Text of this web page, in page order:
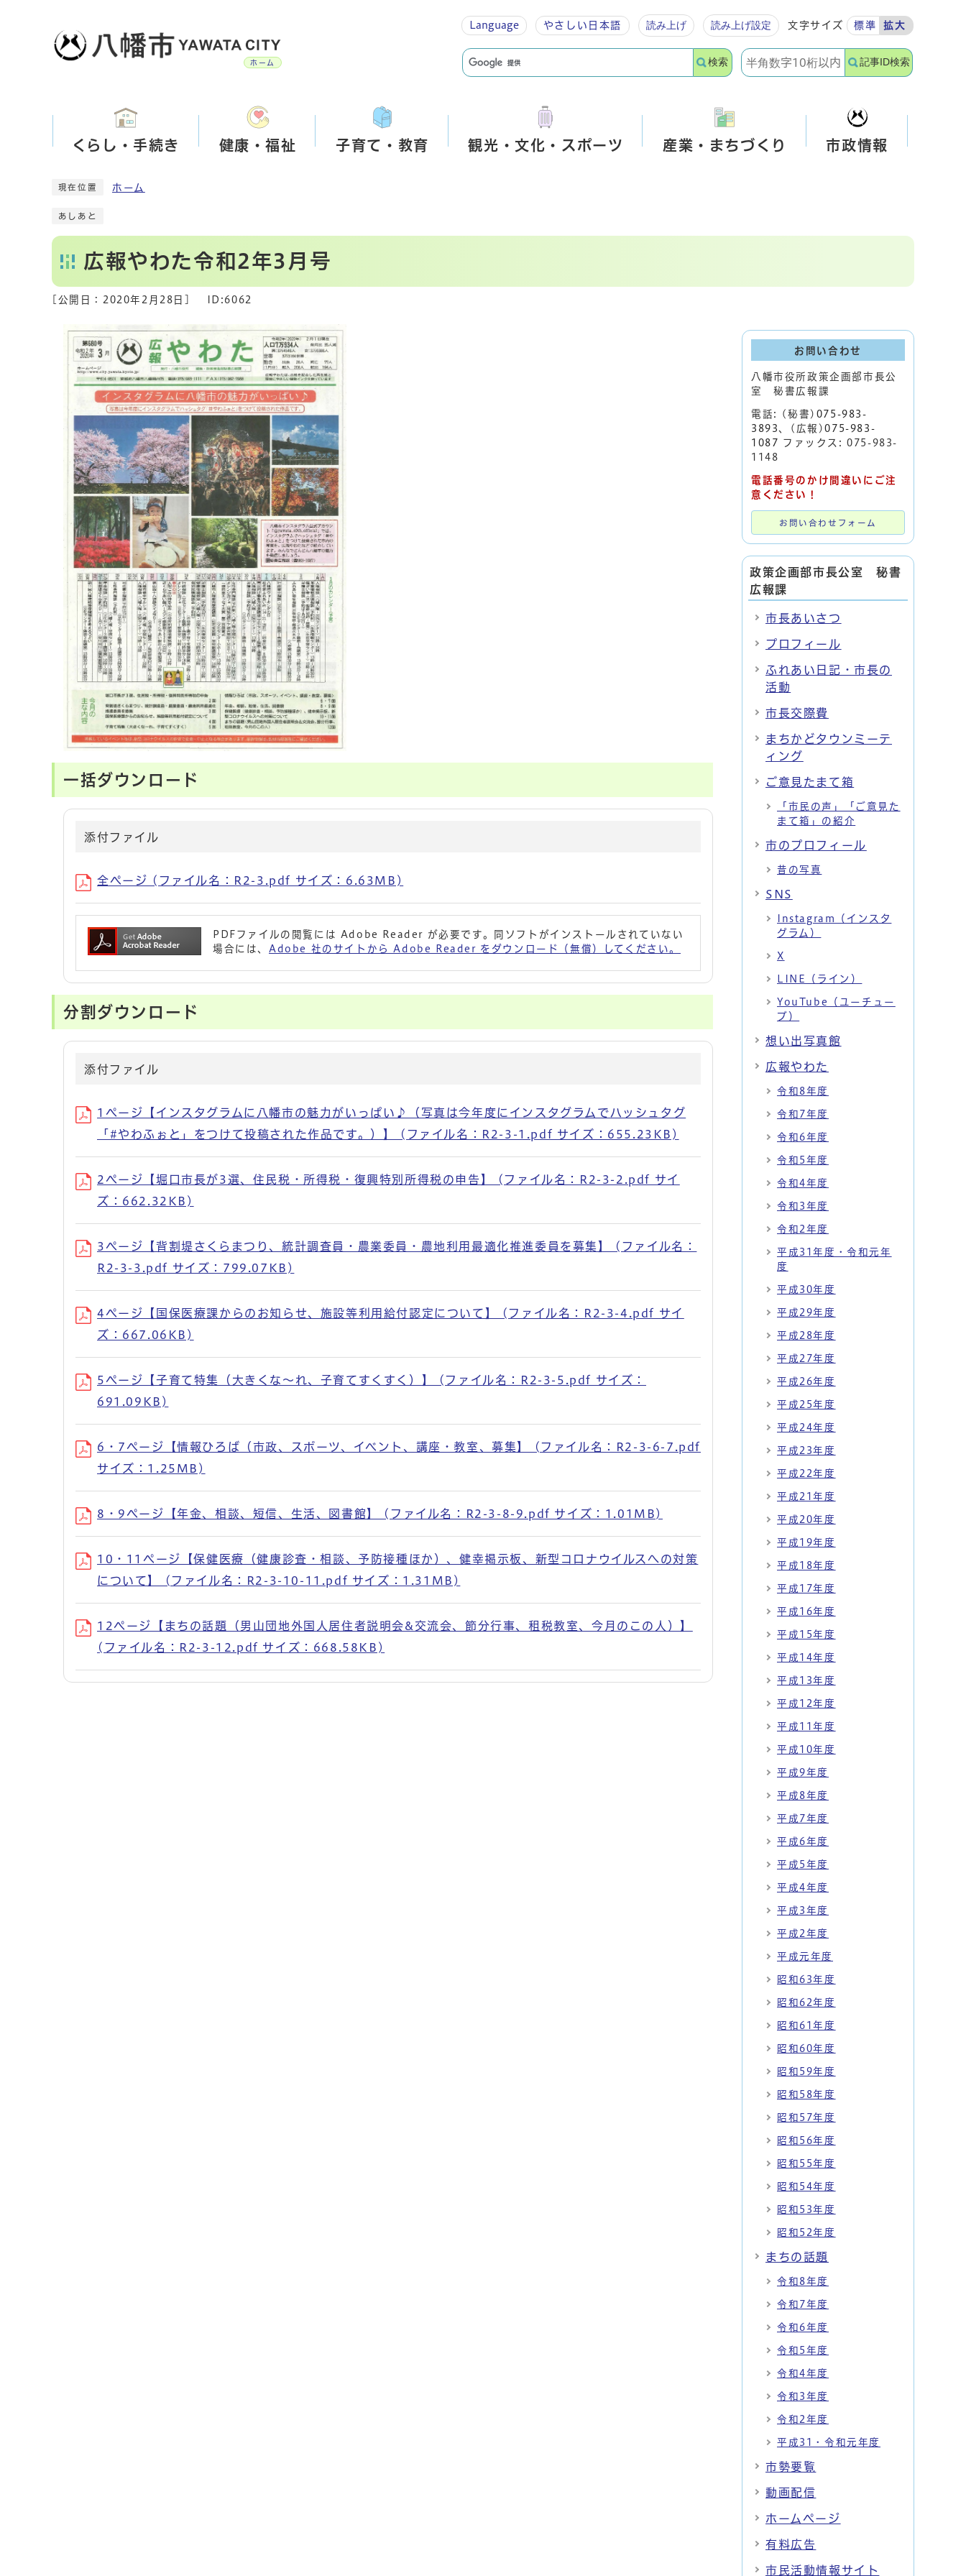
ホーム
Language やさしい 日本語 読み上げ 読み上げ設定 文字サイズ 標準 拡大
検索 記事ID検索
くらし・手続き 健康・福祉 子育て・教育 観光・文化・スポーツ 産業・まちづくり 市政情報
現在位置 ホーム
あしあと
広報やわた令和2年3月号
[公開日： 2020年2月28日 ID:6062
一括ダウンロード
添付ファイル
全ページ (ファイル名：R2-3.pdf サイズ：6.63MB)
PDFファイルの閲覧には Adobe Reader が必要です。同ソフトがインストールされていない
場合には、 Adobe 社のサイトから Adobe Reader をダウンロード（無償）してください。
分割ダウンロード
添付ファイル
1ページ【インスタグラムに八幡市の魅力がいっぱい♪（写真は今年度にインスタグラムでハッシュタグ
「#やわふぉと」をつけて投稿された作品です。）】 (ファイル名：R2-3-1.pdf サイズ：655.23KB)
2ページ【堀口市長が3選、住民税・所得税・復興特別所得税の申告】 (ファイル名：R2-3-2.pdf サイ
ズ：662.32KB)
3ページ【背割堤さくらまつり、統計調査員・農業委員・農地利用最適化推進委員を募集】 (ファイル名：
R2-3-3.pdf サイズ：799.07KB)
4ページ【国保医療課からのお知らせ、施設等利用給付認定について】 (ファイル名：R2-3-4.pdf サイ
ズ：667.06KB)
5ページ【子育て特集（大きくな～れ、子育てすくすく）】 (ファイル名：R2-3-5.pdf サイズ：
691.09KB)
6・7ページ【情報ひろば（市政、スポーツ、イベント、講座・教室、募集】 (ファイル名：R2-3-6-7.pdf
サイズ：1.25MB)
8・9ページ【年金、相談、短信、生活、図書館】 (ファイル名：R2-3-8-9.pdf サイズ：1.01MB)
10・11ページ【保健医療（健康診査・相談、予防接種ほか）、健幸掲示板、新型コロナウイルスへの対策
について】 (ファイル名：R2-3-10-11.pdf サイズ：1.31MB)
12ページ【まちの話題（男山団地外国人居住者説明会&交流会、節分行事、租税教室、今月のこの人）】
(ファイル名：R2-3-12.pdf サイズ：668.58KB)
お問い合わせ
八幡市役所政策企画部市長公
室 秘書広報課
電話: (秘書) 075-983-
3893、(広報)075-983-
1087 ファックス: 075-983-
1148
電話番号のかけ間違いにご注
意ください！
お問い合わせフォーム
政策企画部市長公室 秘書
広報課
市長あいさつ
プロフィール
ふれあい日記・市長の
活動
市長交際費
まちかどタウンミーテ
ィング
ご意見たまて箱
「市民の声」「ご意見た
まて箱」の紹介
市のプロフィール
昔の写真
SNS
Instagram（インスタ
グラム）
X
LINE（ライン）
YouTube（ユーチュー
ブ）
想い出写真館
広報やわた
令和8年度
令和7年度
令和6年度
令和5年度
令和4年度
令和3年度
令和2年度
平成31年度・令和元年
度
平成30年度
平成29年度
平成28年度
平成27年度
平成26年度
平成25年度
平成24年度
平成23年度
平成22年度
平成21年度
平成20年度
平成19年度
平成18年度
平成17年度
平成16年度
平成15年度
平成14年度
平成13年度
平成12年度
平成11年度
平成10年度
平成9年度
平成8年度
平成7年度
平成6年度
平成5年度
平成4年度
平成3年度
平成2年度
平成元年度
昭和63年度
昭和62年度
昭和61年度
昭和60年度
昭和59年度
昭和58年度
昭和57年度
昭和56年度
昭和55年度
昭和54年度
昭和53年度
昭和52年度
まちの話題
令和8年度
令和7年度
令和6年度
令和5年度
令和4年度
令和3年度
令和2年度
平成31・令和元年度
市勢要覧
動画配信
ホームページ
有料広告
市民活動情報サイト